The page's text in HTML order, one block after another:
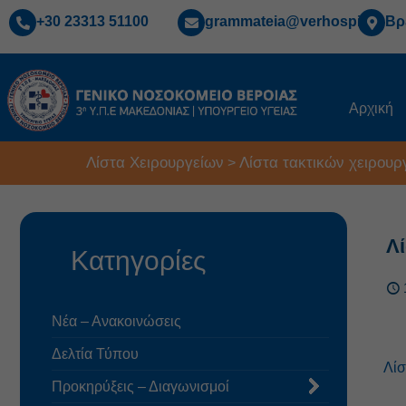
+30 23313 51100 grammateia@verhospi.gr
Αρχική
Λίστα Χειρουργείων > Λίστα τακτικών
Κατηγορίες
Νέα – Ανακοινώσεις
Δελτία Τύπου
Προκηρύξεις – Διαγωνισμοί